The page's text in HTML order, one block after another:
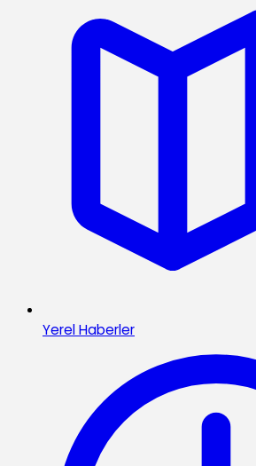
Yerel Haberler